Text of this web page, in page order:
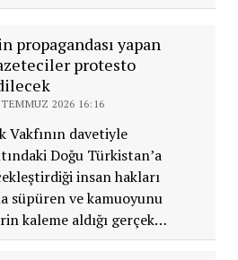
propagandası yapan
protesto
2026 16:16
Vakfının davetiyle
Doğu Türkistan’a
insan hakları
süpüren ve kamuoyunu
kaleme aldığı gerçek…